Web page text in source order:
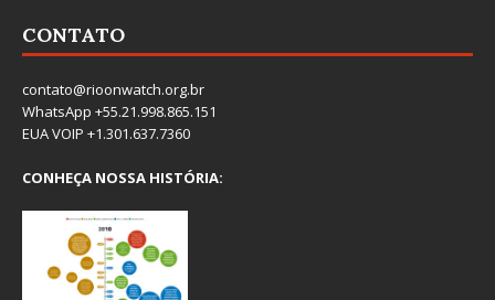
CONTATO
contato@rioonwatch.org.br
WhatsApp +55.21.998.865.151
EUA VOIP +1.301.637.7360
CONHEÇA NOSSA HISTÓRIA: